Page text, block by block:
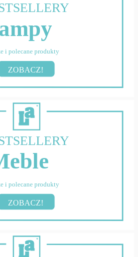
i polecane produkty
ZOBACZ!
i polecane produkty
ZOBACZ!